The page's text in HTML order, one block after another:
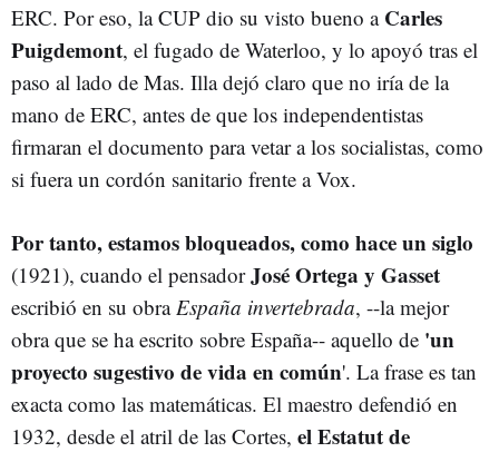
ERC. Por eso, la CUP dio su visto bueno a Carles
Puigdemont, el fugado de Waterloo, y lo apoyó tras el
paso al lado de Mas. Illa dejó claro que no iría de la
mano de ERC, antes de que los independentistas
firmaran el documento para vetar a los socialistas, como
si fuera un cordón sanitario frente a Vox.
Por tanto, estamos bloqueados, como hace un siglo
(1921), cuando el pensadorJosé Ortega y Gasset
escribió en su obraEspaña invertebrada, --la mejor
obra que se ha escrito sobre España-- aquello de 'un
proyecto sugestivo de vida en común'. La frase es tan
exacta como las matemáticas. El maestro defendió en
1932, desde el atril de las Cortes, el Estatut de